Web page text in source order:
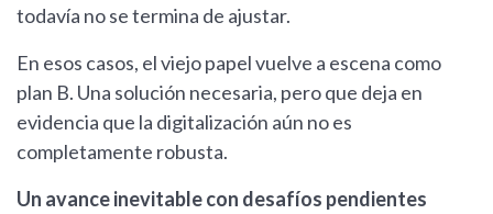
todavía no se termina de ajustar.
En esos casos, el viejo papel vuelve a escena como
plan B. Una solución necesaria, pero que deja en
evidencia que la digitalización aún no es
completamente robusta.
Un avance inevitable con desafíos pendientes